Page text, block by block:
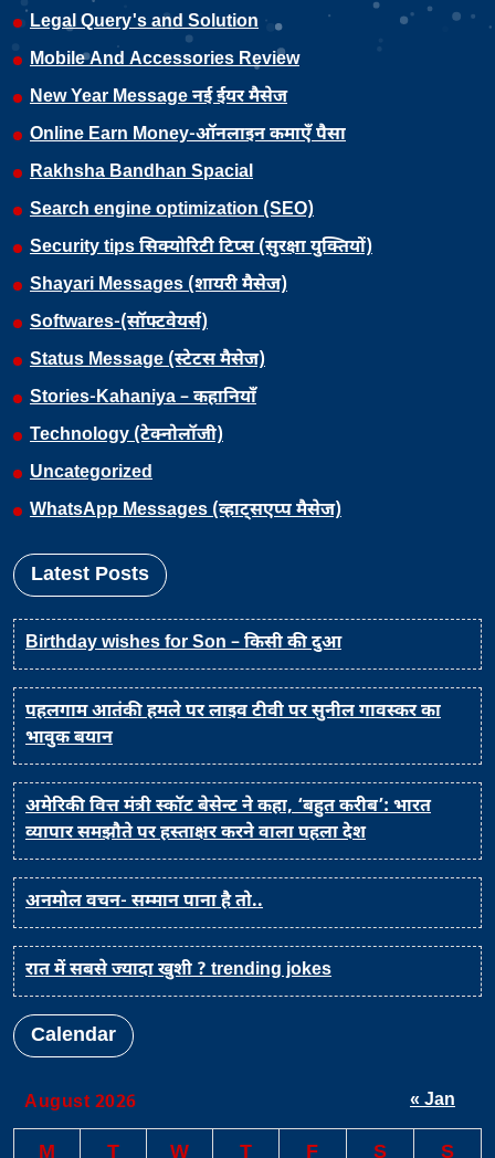
Legal Query's and Solution
Mobile And Accessories Review
New Year Message नई ईयर मैसेज
Online Earn Money-ऑनलाइन कमाएँ पैसा
Rakhsha Bandhan Spacial
Search engine optimization (SEO)
Security tips सिक्योरिटी टिप्स (सुरक्षा युक्तियों)
Shayari Messages (शायरी मैसेज)
Softwares-(सॉफ्टवेयर्स)
Status Message (स्टेटस मैसेज)
Stories-Kahaniya – कहानियाँ
Technology (टेक्नोलॉजी)
Uncategorized
WhatsApp Messages (व्हाट्सएप्प मैसेज)
Latest Posts
Birthday wishes for Son – किसी की दुआ
पहलगाम आतंकी हमले पर लाइव टीवी पर सुनील गावस्कर का
भावुक बयान
अमेरिकी वित्त मंत्री स्कॉट बेसेन्ट ने कहा, ‘बहुत करीब’: भारत
व्यापार समझौते पर हस्ताक्षर करने वाला पहला देश
अनमोल वचन- सम्मान पाना है तो..
रात में सबसे ज्यादा खुशी ? trending jokes
Calendar
August 2026 « Jan